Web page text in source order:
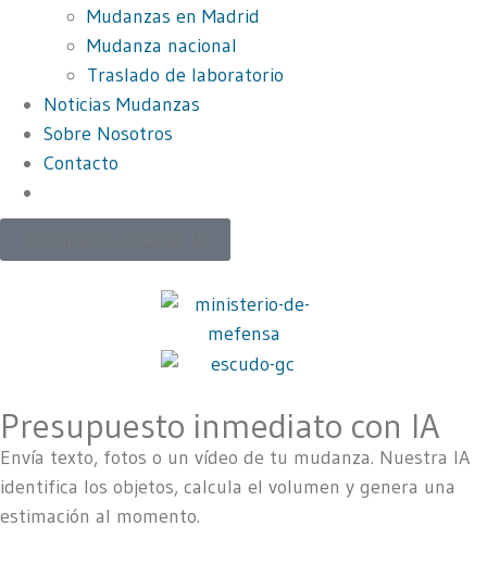
Mudanzas en Madrid
Mudanza nacional
Traslado de laboratorio
Noticias Mudanzas
Sobre Nosotros
Contacto
Presupuesto inmediato con IA
Envía texto, fotos o un vídeo de tu mudanza. Nuestra IA
identifica los objetos, calcula el volumen y genera una
estimación al momento.